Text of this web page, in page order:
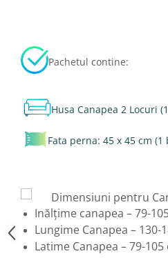
Pachetul contine:
Husa Canapea 2 Locuri
Fata perna: 45 x 45 cm (1
Dimensiuni pentru
Inălțime canapea – 79-
Lungime Canapea – 130-
Latime Canapea – 79-105